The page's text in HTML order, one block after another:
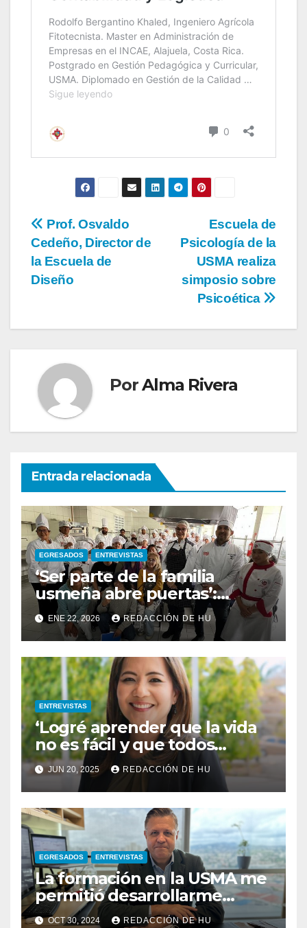
Escuela de
Psicología de la
USMA realiza
simposio sobre
Psicoética
Prof. Osvaldo
Cedeño, Director de
la Escuela de
Diseño
PorAlma Rivera
Entrada relacionada
EGRESADOS ENTREVISTAS
‘Ser parte de la familia
usmeña abre puertas’:
Profesora Bichili
ENE 22, 2026 REDACCIÓN DE HU
ENTREVISTAS
‘Logré aprender que la vida
no es fácil y que todos
tenemos oportunidades’:
Lilia Liu Chung de Yee
JUN 20, 2025 REDACCIÓN DE HU
EGRESADOS ENTREVISTAS
La formación en la USMA me
permitió desarrollarme
profesionalmente en áreas
OCT 30, 2024 REDACCIÓN DE HU